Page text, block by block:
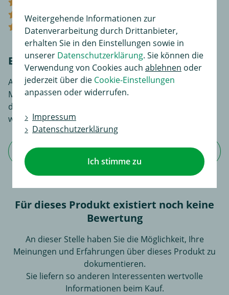
(0)
(0)
Bewerten Sie diesen Artikel!
An dieser Stelle haben Sie die Möglichkeit, Ihre
Meinungen und Erfahrungen über dieses Produkt zu
dokumentieren. Sie liefern so anderen Interessenten
wertvolle Informationen beim Kauf.
Jetzt Bewertung schreiben
Für dieses Produkt existiert noch keine
Bewertung
An dieser Stelle haben Sie die Möglichkeit, Ihre
Meinungen und Erfahrungen über dieses Produkt zu
dokumentieren.
Sie liefern so anderen Interessenten wertvolle
Informationen beim Kauf.
Weitergehende Informationen zur
Datenverarbeitung durch Drittanbieter,
erhalten Sie in den Einstellungen sowie in
unserer Datenschutzerklärung. Sie können die
Verwendung von Cookies auch ablehnen oder
jederzeit über die Cookie-Einstellungen
anpassen oder widerrufen.
Impressum
Datenschutzerklärung
Ich stimme zu